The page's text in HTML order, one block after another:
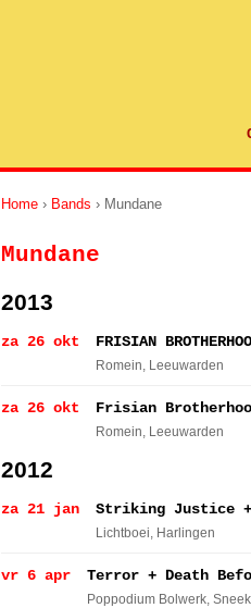
Home › Bands › Mundane
Mundane
2013
za 26 okt FRISIAN
Romein, Leeuwarden
za 26 okt Frisian
Romein, Leeuwarden
2012
za 21 jan Striking Justice +
Lichtboei, Harlingen
vr 6 apr Terror + Death
Poppodium Bolwerk, Sneek